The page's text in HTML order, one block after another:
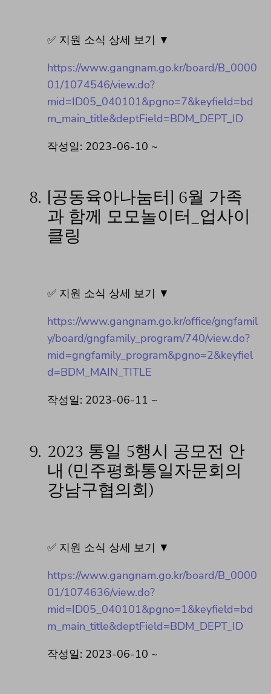
✅ 지원 소식 상세 보기 ▼
https://www.gangnam.go.kr/board/B_0000
01/1074546/view.do?
mid=ID05_040101&pgno=7&keyfield=bd
m_main_title&deptField=BDM_DEPT_ID
작성일: 2023-06-10 ~
8.
[공동육아나눔터] 6월 가족
과 함께 모모놀이터_업사이
클링
✅ 지원 소식 상세 보기 ▼
https://www.gangnam.go.kr/office/gngfamil
y/board/gngfamily_program/740/view.do?
mid=gngfamily_program&pgno=2&keyfiel
d=BDM_MAIN_TITLE
작성일: 2023-06-11 ~
9. 2023 통일 5행시 공모전 안
내 (민주평화통일자문회의
강남구협의회)
✅ 지원 소식 상세 보기 ▼
https://www.gangnam.go.kr/board/B_0000
01/1074636/view.do?
mid=ID05_040101&pgno=1&keyfield=bd
m_main_title&deptField=BDM_DEPT_ID
작성일: 2023-06-10 ~